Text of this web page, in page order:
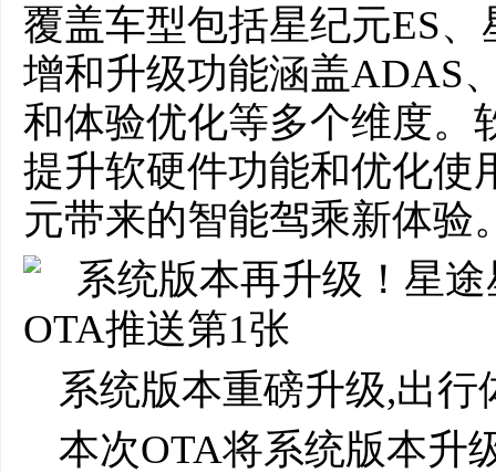
覆盖车型包括星纪元ES
增和升级功能涵盖ADAS
和体验优化等多个维度。
提升软硬件功能和优化使
元带来的智能驾乘新体验
系统版本重磅升级,出行
本次OTA将系统版本升